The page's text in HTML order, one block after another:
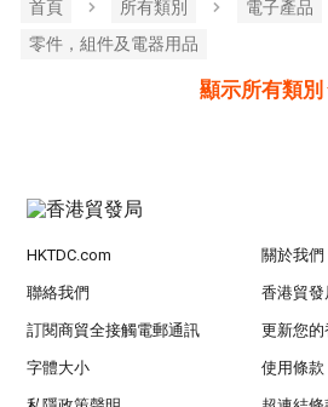
首頁 所有類別
電子產品
零件，組件及電器用品
顯示所有類別
HKTDC.com 關於我們
聯絡我們 香港貿
訂閱商貿全接觸電郵通訊 更新您的
字體大小 使用條款